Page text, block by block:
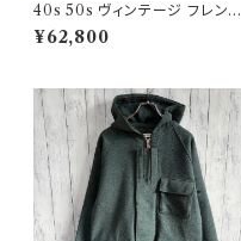
40s 50s ヴィンテージ フレンチ
Vポケ ブラックモールスキンジャ
ケット カバーオール
¥62,800